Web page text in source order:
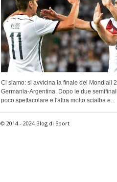
Ci siamo: si avvicina la finale dei Mondiali
Germania-Argentina. Dopo le due
poco spettacolare e l'altra molto scialba e...
© 2014 - 2024 Blog di Sport